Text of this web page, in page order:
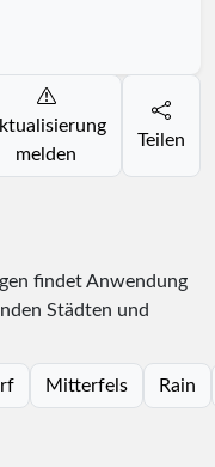
melden
Teilen
findet Anwendung
Städten und
Mitterfels Rain